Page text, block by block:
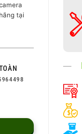
tại